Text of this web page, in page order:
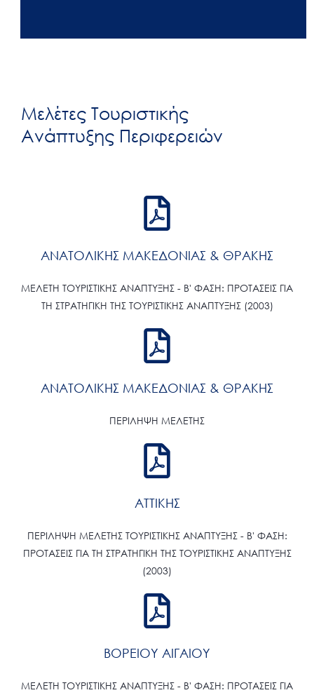
Μελέτες Τουριστικής
Ανάπτυξης Περιφερειών
ΑΝΑΤΟΛΙΚΗΣ ΜΑΚΕΔΟΝΙΑΣ & ΘΡΑΚΗΣ
ΜΕΛΕΤΗ ΤΟΥΡΙΣΤΙΚΗΣ ΑΝΑΠΤΥΞΗΣ - Β' ΦΑΣΗ: ΠΡΟΤΑΣΕΙΣ ΓΙΑ
ΤΗ ΣΤΡΑΤΗΓΙΚΗ ΤΗΣ ΤΟΥΡΙΣΤΙΚΗΣ ΑΝΑΠΤΥΞΗΣ (2003)
ΑΝΑΤΟΛΙΚΗΣ ΜΑΚΕΔΟΝΙΑΣ & ΘΡΑΚΗΣ
ΠΕΡΙΛΗΨΗ ΜΕΛΕΤΗΣ
ΑΤΤΙΚΗΣ
ΠΕΡΙΛΗΨΗ ΜΕΛΕΤΗΣ ΤΟΥΡΙΣΤΙΚΗΣ ΑΝΑΠΤΥΞΗΣ - Β' ΦΑΣΗ:
ΠΡΟΤΑΣΕΙΣ ΓΙΑ ΤΗ ΣΤΡΑΤΗΓΙΚΗ ΤΗΣ ΤΟΥΡΙΣΤΙΚΗΣ ΑΝΑΠΤΥΞΗΣ
(2003)
ΒΟΡΕΙΟΥ ΑΙΓΑΙΟΥ
ΜΕΛΕΤΗ ΤΟΥΡΙΣΤΙΚΗΣ ΑΝΑΠΤΥΞΗΣ - Β' ΦΑΣΗ: ΠΡΟΤΑΣΕΙΣ ΓΙΑ